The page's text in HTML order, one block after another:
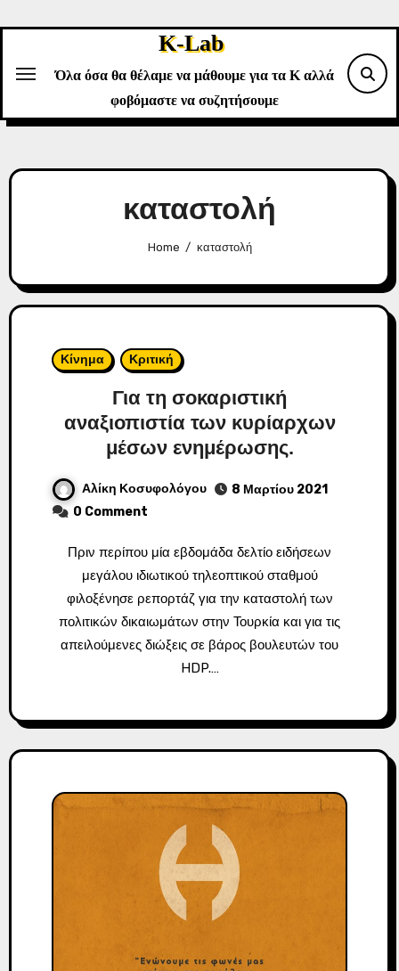
K-Lab
Όλα όσα θα θέλαμε να μάθουμε για τα Κ αλλά
φοβόμαστε να συζητήσουμε
καταστολή
Home καταστολή
Κίνημα Κριτική
Για τη σοκαριστική
αναξιοπιστία των κυρίαρχων
μέσων ενημέρωσης.
Αλίκη Κοσυφολόγου
8 Μαρτίου 2021
0 Comment
Πριν περίπου μία εβδομάδα δελτίο ειδήσεων
μεγάλου ιδιωτικού τηλεοπτικού σταθμού
φιλοξένησε ρεπορτάζ για την καταστολή των
πολιτικών δικαιωμάτων στην Τουρκία και για τις
απειλούμενες διώξεις σε βάρος βουλευτών του
HDP.…